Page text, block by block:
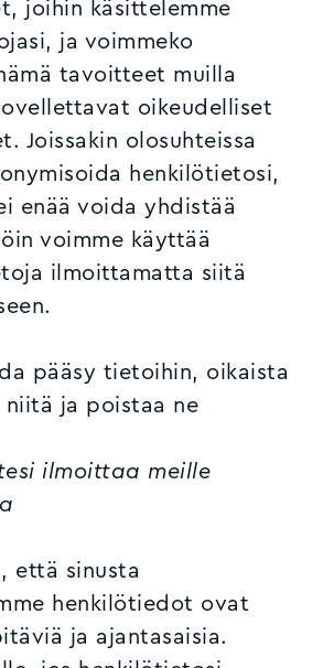
joihin käsittelemme
ja voimmeko
tavoitteet muilla
oikeudelliset
Joissakin olosuhteissa
henkilötietosi,
enää voida yhdistää
voimme käyttää
ilmoittamatta siitä
pääsy tietoihin, oikaista
ja poistaa ne
ilmoittaa meille
että sinusta
henkilötiedot ovat
ja ajantasaisia.